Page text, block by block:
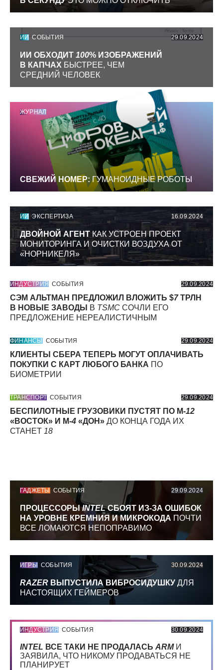
ИИ СОБЫТИЯ 29.09.2024
ИИ ОБХОДИТ 100% ИЗОБРАЖЕНИЙ
В КАПЧАХ БЫСТРЕЕ, ЧЕМ
СРЕДНИЙ ЧЕЛОВЕК
ЖУРНАЛ
СВЕЖИЙ НОМЕР: ГУМАНОИДНЫЕ РОБОТЫ
ИИ ЭКСПЕРТИЗА 16.09.2024
ДВОЙНОЙ АГЕНТКАК УСТРОЕН ПРОЕКТ
МОНИТОРИНГА И ОЧИСТКИ ВОЗДУХА ОТ
«НОРНИКЕЛЯ»
ИНДУСТРИЯ СОБЫТИЯ 29.09.2024
СЭМ АЛЬТМАН ПРЕДЛОЖИЛ ВЛОЖИТЬ $7ТРЛН
В НОВЫЕ ЗАВОДЫ
В TSMC СОЧЛИ ЕГО
ПРЕДЛОЖЕНИЕ НЕРЕАЛИСТИЧНЫМ
ФИНАНСЫ СОБЫТИЯ 29.09.2024
КЛИЕНТЫ СБЕРА ТЕПЕРЬ МОГУТ ОПЛАЧИВАТЬ
ПОКУПКИ С КАРТ ЛЮБОГО БАНКА ПО
БИОМЕТРИИ
ТРАНСПОРТ СОБЫТИЯ 29.09.2024
БЕСПИЛОТНЫЕ ГРУЗОВИКИ ПУСТЯТ ПО М-12
«ВОСТОК» И М-4 «ДОН» ДО КОНЦА ГОДА ИХ
СТАНЕТ 18
ГАДЖЕТЫ СОБЫТИЯ 29.09.2024
ПРОЦЕССОРЫINTELСБОЯТ ИЗ-ЗА ОШИБОК
НА УРОВНЕ КРЕМНИЯ И МИКРОКОДА ПОЧТИ
ВСЕ ЛОМАЮТСЯ НЕПОПРАВИМО
ИГРЫ СОБЫТИЯ 30.09.2024
RAZER ВЫПУСТИЛА ВИБРОСИДУШКУ ДЛЯ
НАСТОЯЩИХ ГЕЙМЕРОВ
ИНДУСТРИЯ СОБЫТИЯ 30.09.2024
INTEL ВСЕ ТАКИ НЕ ПРОДАЛАСЬ ARMИ
ЗАЯВИЛА, ЧТО НИКОМУ ПРОДАВАТЬСЯ НЕ
ПЛАНИРУЕТ